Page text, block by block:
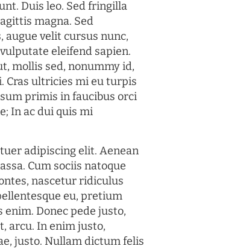
Duis leo. Sed fringilla
magna. Sed
augue velit cursus nunc,
eleifend sapien.
mollis sed, nonummy id,
Cras ultricies mi eu turpis
primis in faucibus orci
In ac dui quis mi
adipiscing elit. Aenean
Cum sociis natoque
nascetur ridiculus
eu, pretium
enim. Donec pede justo,
arcu. In enim justo,
justo. Nullam dictum felis